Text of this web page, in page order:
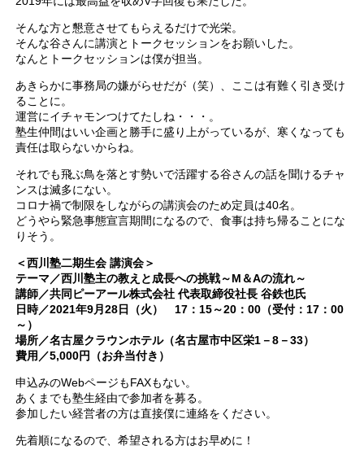
そんな方と懇意させてもらえるだけで光栄。
そんな谷さんに講演とトークセッションをお願いした。
なんとトークセッションは僕が担当。
あきらかに事務局の嫌がらせだが（笑）、ここは有難く引き受け
ることに。
運営にイチャモンつけてたしね・・・。
塾生仲間はいい企画と勝手に盛り上がっているが、寒くなっても
責任は取らないからね。
それでも飛ぶ鳥を落とす勢いで活躍する谷さんの話を聞けるチャ
ンスは滅多にない。
コロナ禍で制限をしながらの講演会のため定員は40名。
どうやら緊急事態宣言期間になるので、食事は持ち帰ることにな
りそう。
＜西川塾二期生会 講演会＞
テーマ／西川塾主の教えと成長への挑戦～M＆Aの流れ～
講師／共同ピーアール株式会社 代表取締役社長 谷鉄也氏
日時／2021年9月28日（火） 17：15～20：00（受付：17：00
～）
場所／名古屋クラウンホテル（名古屋市中区栄1－8－33）
費用／5,000円（お弁当付き）
申込みのWebページもFAXもない。
あくまでも塾生経由で参加者を募る。
参加したい経営者の方は直接僕に連絡をください。
先着順になるので、希望される方はお早めに！